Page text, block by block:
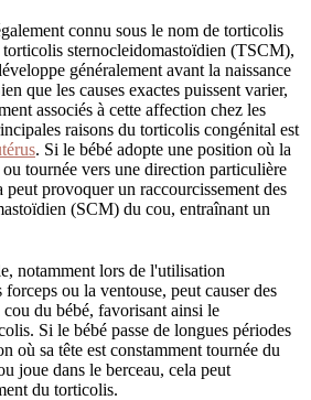
connu sous le nom de torticolis
sternocleidomastoïdien (TSCM),
généralement avant la naissance
que les causes exactes puissent varier,
associés à cette affection chez les
raisons du torticolis congénital est
. Si le bébé adopte une position où la
tournée vers une direction particulière
peut provoquer un raccourcissement des
(SCM) du cou, entraînant un
notamment lors de l'utilisation
ou la ventouse, peut causer des
cou du bébé, favorisant ainsi le
Si le bébé passe de longues périodes
où sa tête est constamment tournée du
joue dans le berceau, cela peut
du torticolis.